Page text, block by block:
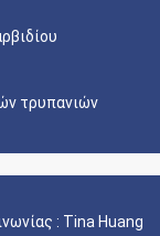
τρυπανιών
: Tina Huang